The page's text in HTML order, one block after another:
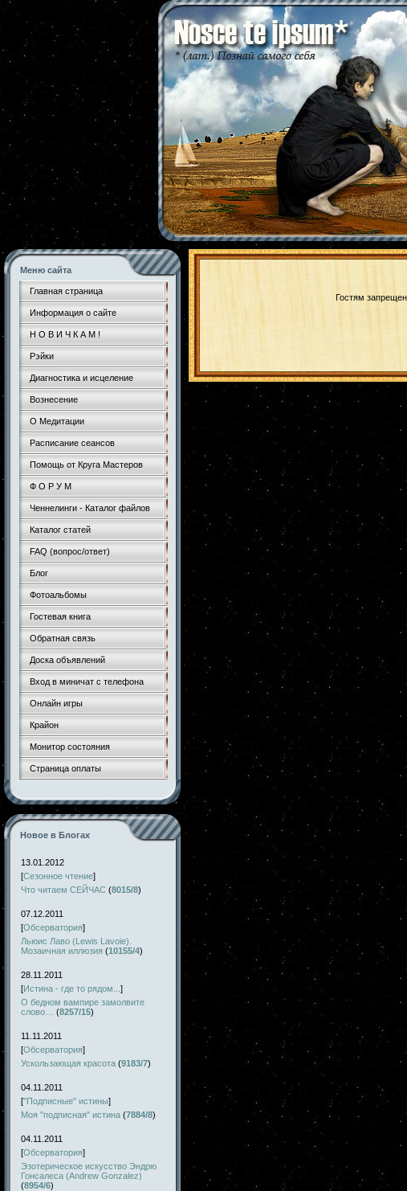
Меню сайта
Главная страница
Информация о сайте
Н О В И Ч К А М !
Рэйки
Диагностика и исцеление
Вознесение
О Медитации
Расписание сеансов
Помощь от Круга Мастеров
Ф О Р У М
Ченнелинги - Каталог файлов
Каталог статей
FAQ (вопрос/ответ)
Блог
Фотоальбомы
Гостевая книга
Обратная связь
Доска объявлений
Вход в миничат с телефона
Онлайн игры
Крайон
Монитор состояния
Страница оплаты
Новое в Блогах
13.01.2012
[Сезонное чтение]
Что читаем СЕЙЧАС (8015/8)
07.12.2011
[Обсерватория]
Льюис Лаво (Lewis Lavoie).
Мозаичная иллюзия (10155/4)
28.11.2011
[Истина - где то рядом... ]
О бедном вампире замолвите
слово…
(8257/15)
11.11.2011
[Обсерватория]
Ускользающая красота (9183/7)
04.11.2011
["Подписные" истины]
Моя "подписная" истина (7884/8)
04.11.2011
[Обсерватория]
Эзотерическое искусство Эндрю
Гонсалеса (Andrew Gonzalez)
(8954/6)
Гостям